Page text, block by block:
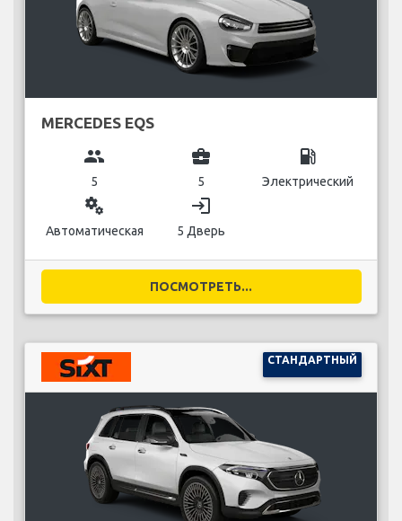
MERCEDES EQS
group
5
business_center
5
local_gas_station
Электрический
miscellaneous_services
Автоматическая
login
5 Дверь
ПОСМОТРЕТЬ...
СТАНДАРТНЫЙ